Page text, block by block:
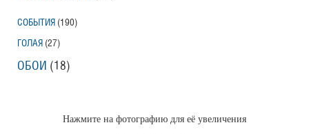
Нажмите на фотографию для её увеличения
СОБЫТИЯ (190)
ГОЛАЯ (27)
ОБОИ (18)